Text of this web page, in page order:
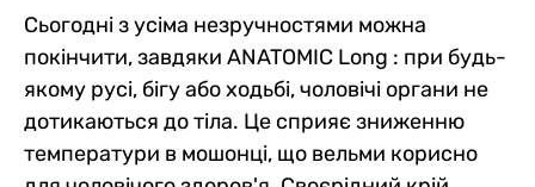
Сьогодні з усіма незручностями можна
покінчити, завдяки ANATOMIC Long : при будь-
якому русі, бігу або ходьбі, чоловічі органи не
дотикаються до тіла. Це сприяє зниженню
температури в мошонці, що вельми корисно